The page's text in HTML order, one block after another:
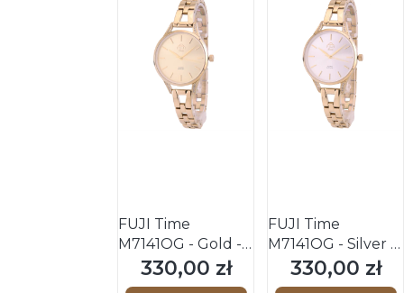
FUJI Time
M7141QG - Gold -
Damski - Zegarek
kwarcowy na
Cena
330,00 zł
FUJI Time
M7141QG - Silver -
Damski - Zegarek
kwarcowy na
Cena
330,00 zł